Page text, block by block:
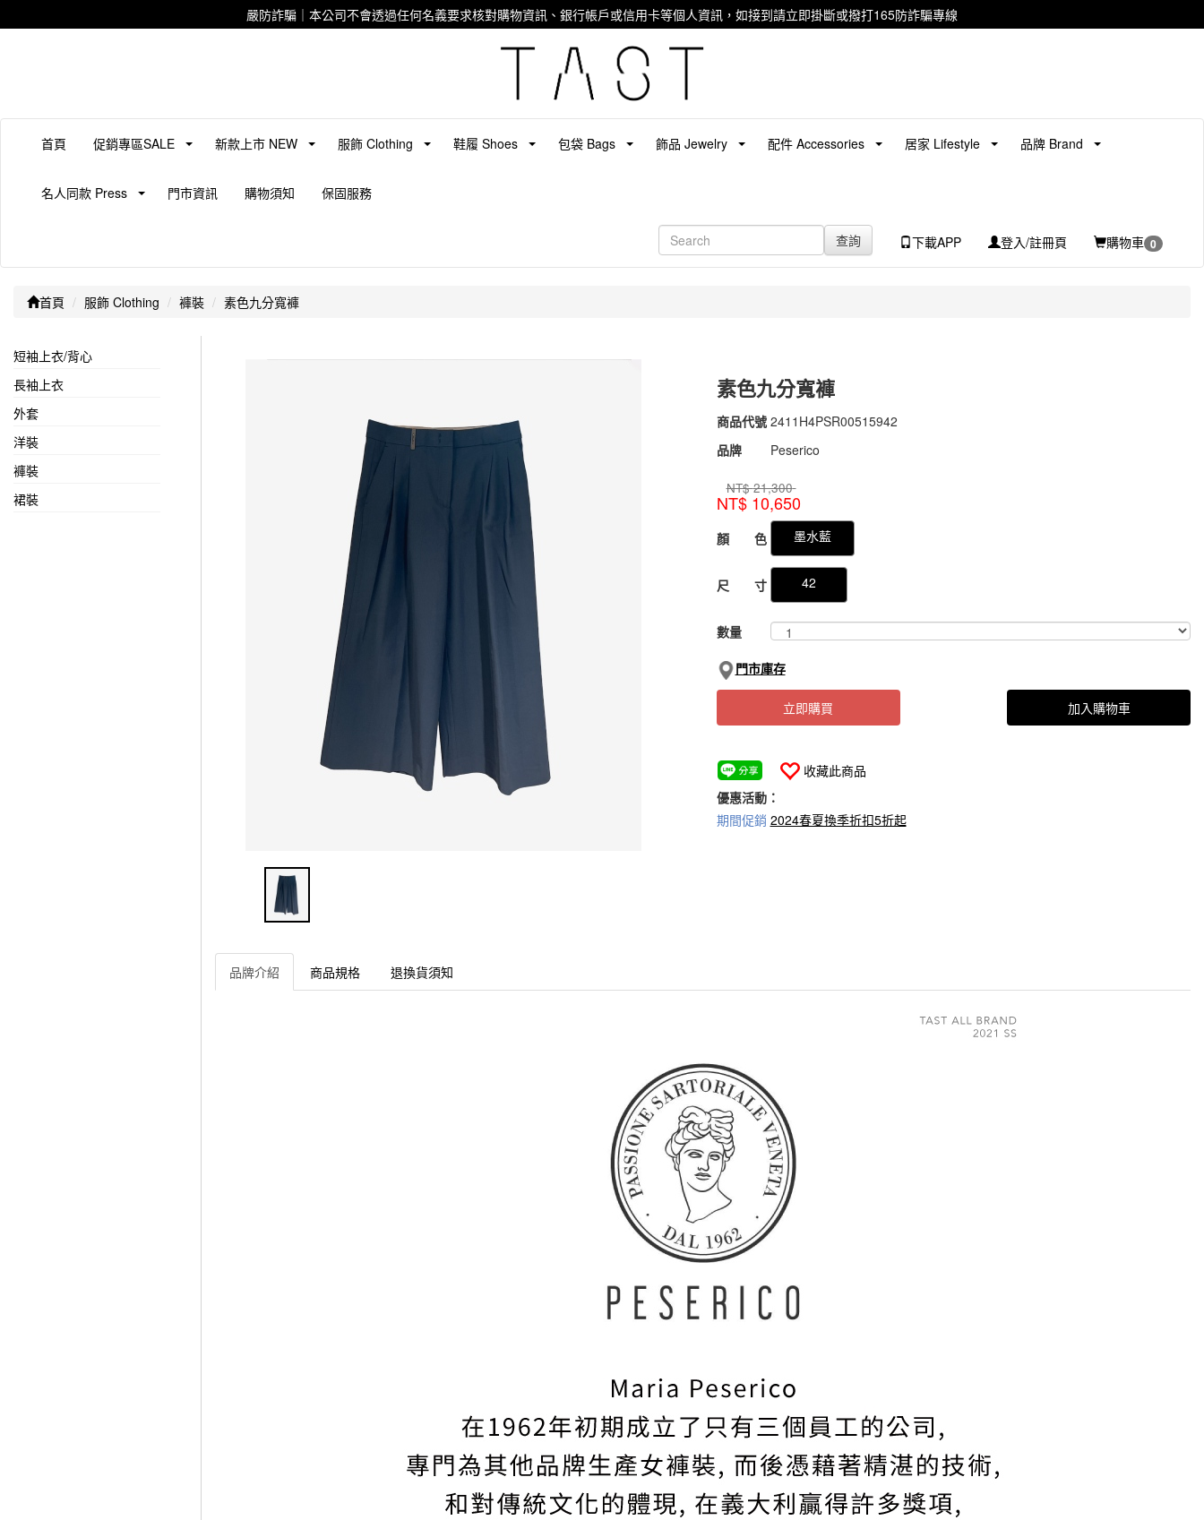
嚴防詐騙｜本公司不會透過任何名義要求核對購物資訊、銀行帳戶或信用卡等個人資訊，如接到請立即掛斷或撥打165防詐騙專線
首頁 促銷專區SALE 新款上市 NEW 服飾 Clothing 鞋履 Shoes 包袋 Bags 飾品 Jewelry 配件 Accessories 居家 Lifestyle 品牌 Brand
名人同款 Press 門市資訊 購物須知 保固服務
下載APP 登入/註冊頁 購物車 0
查詢
首頁 服飾 Clothing 褲裝 素色九分寬褲
短袖上衣/背心
長袖上衣
外套
洋裝
褲裝
裙裝
素色九分寬褲
商品代號 2411H4PSR00515942
2411H4PSR00515942
品牌
Peserico
NT$21,300
NT$ 10,650
GOODS000000000000041473363
顏 色 墨水藍
尺 寸 42
數量
門市庫存
立即購買 加入購物車
收藏此商品
優惠活動：
期間促銷 2024春夏換季折扣5折起
品牌介紹 商品規格 退換貨須知